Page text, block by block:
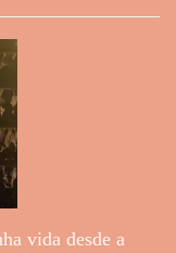
vida desde a